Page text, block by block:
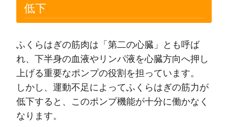
低下
ふくらはぎの筋肉は「第二の心臓」とも呼ば
れ、下半身の血液やリンパ液を心臓方向へ押し
上げる重要なポンプの役割を担っています。
しかし、運動不足によってふくらはぎの筋力が
低下すると、このポンプ機能が十分に働かなく
なります。